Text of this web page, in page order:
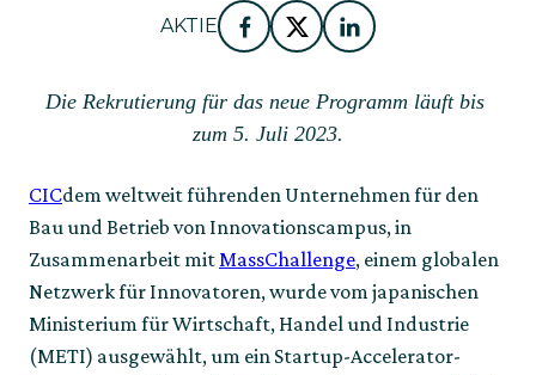
AKTIE FacebookTwitterLinkedIn
Die Rekrutierung für das neue Programm läuft bis
zum 5. Juli 2023.
CICdem weltweit führenden Unternehmen für den
Bau und Betrieb von Innovationscampus, in
Zusammenarbeit mit MassChallenge, einem globalen
Netzwerk für Innovatoren, wurde vom japanischen
Ministerium für Wirtschaft, Handel und Industrie
(METI) ausgewählt, um ein Startup-Accelerator-